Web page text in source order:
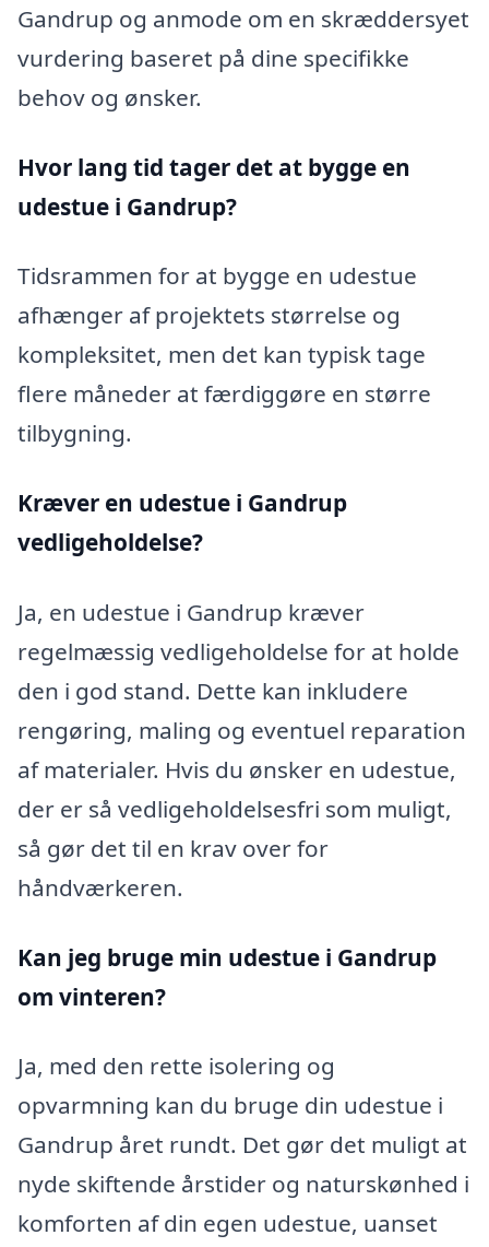
Gandrup og anmode om en skræddersyet
vurdering baseret på dine specifikke
behov og ønsker.
Hvor lang tid tager det at bygge en
udestue i Gandrup?
Tidsrammen for at bygge en udestue
afhænger af projektets størrelse og
kompleksitet, men det kan typisk tage
flere måneder at færdiggøre en større
tilbygning.
Kræver en udestue i Gandrup
vedligeholdelse?
Ja, en udestue i Gandrup kræver
regelmæssig vedligeholdelse for at holde
den i god stand. Dette kan inkludere
rengøring, maling og eventuel reparation
af materialer. Hvis du ønsker en udestue,
der er så vedligeholdelsesfri som muligt,
så gør det til en krav over for
håndværkeren.
Kan jeg bruge min udestue i Gandrup
om vinteren?
Ja, med den rette isolering og
opvarmning kan du bruge din udestue i
Gandrup året rundt. Det gør det muligt at
nyde skiftende årstider og naturskønhed i
komforten af din egen udestue, uanset